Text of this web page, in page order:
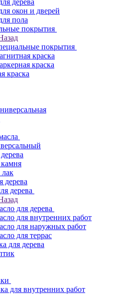
дерева
окон и дверей
пола
покрытия
покрытия
краска
краска
краска
дерева
дерева
для дерева
для внутренних работ
для наружных работ
для террас
для дерева
для внутренних работ